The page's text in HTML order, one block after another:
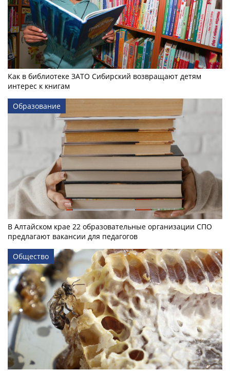
Как в библиотеке ЗАТО Сибирский возвращают детям
интерес к книгам
Образование
В Алтайском крае 22 образовательные организации СПО
предлагают вакансии для педагогов
Общество